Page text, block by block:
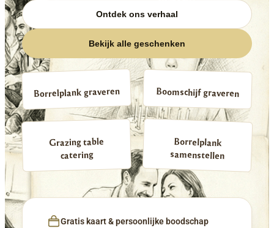
Ontdek ons verhaal
Bekijk alle geschenken
Borrelplank graveren Boomschijf graveren
Grazing table
catering
Borrelplank
samenstellen
Gratis kaart & persoonlijke boodschap